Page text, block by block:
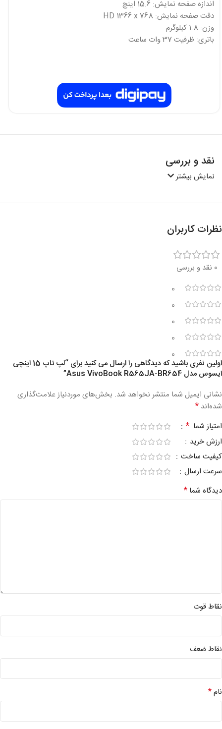
اندازه صفحه نمایش: 15.6 اینچ
دقت صفحه نمایش: HD 1366 x 768
وزن: 1.8 کیلوگرم
باتری: ظرفیت 37 وات ساعت
نقد و بررسی
نمایش بیشتر
نظرات کاربران
0 نقد و بررسی
0
0
0
0
0
اولین نفری باشید که دیدگاهی را ارسال می کنید برای “لپ تاپ 15 اینچی
ایسوس مدل Asus VivoBook R565JA-BR654”
نشانی ایمیل شما منتشر نخواهد شد. بخش‌های موردنیاز علامت‌گذاری
شده‌اند *
امتیاز شما *
ارزش خرید
کیفیت ساخت
سرعت ارسال
دیدگاه شما *
نقاط قوت
نقاط ضعف
نام*